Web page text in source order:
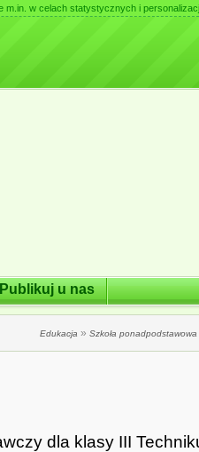
m.in. w celach statystycznych i
Publikuj u nas
Edukacja » Szkoła ponadpodstawowa
dla klasy III